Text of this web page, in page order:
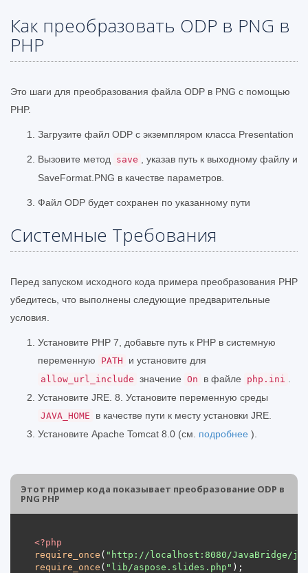
Как преобразовать ODP в PNG в
PHP
Это шаги для преобразования файла ODP в PNG с помощью
PHP.
Загрузите файл ODP с экземпляром класса Presentation
Вызовите метод save
, указав путь к выходному файлу и
SaveFormat.PNG в качестве параметров.
Файл ODP будет сохранен по указанному пути
Системные Требования
Перед запуском исходного кода примера преобразования PHP
убедитесь, что выполнены следующие предварительные
условия.
Установите PHP 7, добавьте путь к PHP в системную
переменную
PATH и установите для
allow_url_include значение On в файле php.ini
Установите JRE. 8. Установите переменную среды
JAVA_HOME
в качестве пути к месту установки JRE.
Установите Apache Tomcat 8.0 (см. подробнее ).
Этот пример кода показывает преобразование ODP в
PNG PHP
<?php
require_once ( "http://localhost:8080/JavaBridge/
require_once ( "lib/aspose.slides.php"